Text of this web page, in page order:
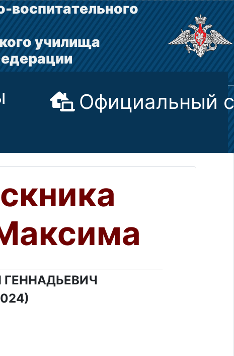
воспитательного
училища
Официальный